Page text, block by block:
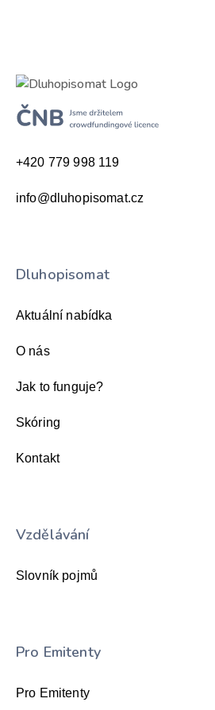
+420 779 998 119
info@dluhopisomat.cz
Dluhopisomat
Aktuální nabídka
O nás
Jak to funguje?
Skóring
Kontakt
Vzdělávání
Slovník pojmů
Pro Emitenty
Pro Emitenty